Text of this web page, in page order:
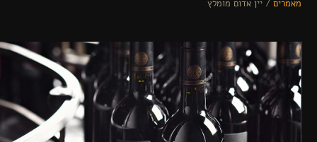
נמצא כאן
יין אדום מומלץ